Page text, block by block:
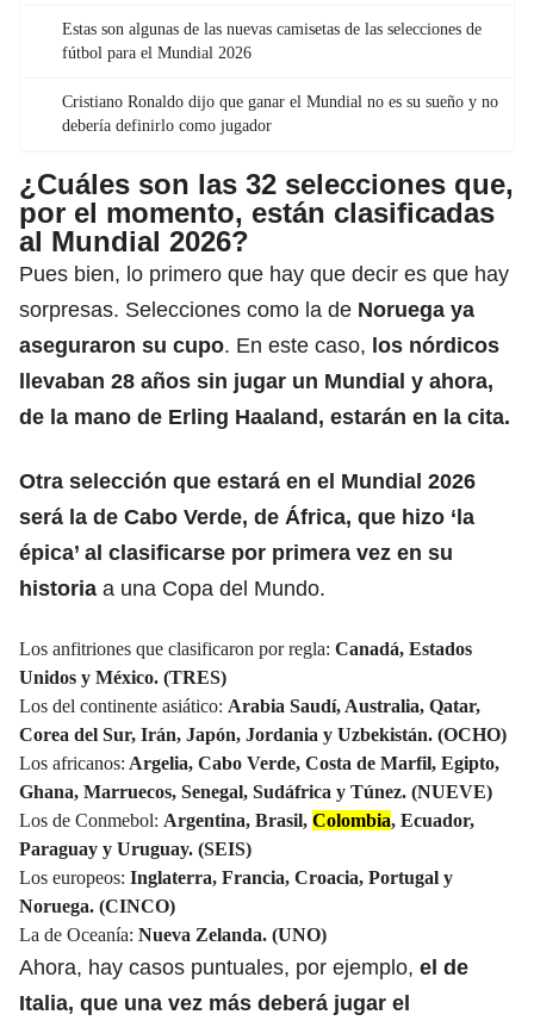
Estas son algunas de las nuevas camisetas de las selecciones de
fútbol para el Mundial 2026
Cristiano Ronaldo dijo que ganar el Mundial no es su sueño y no
debería definirlo como jugador
¿Cuáles son las 32 selecciones que,
por el momento, están clasificadas
al Mundial 2026?
Pues bien, lo primero que hay que decir es que hay
sorpresas. Selecciones como la de Noruega ya
aseguraron su cupo. En este caso, los nórdicos
llevaban 28 años sin jugar un Mundial y ahora,
de la mano de Erling Haaland, estarán en la cita.
Otra selección que estará en el Mundial 2026
será la de Cabo Verde, de África, que hizo ‘la
épica’ al clasificarse por primera vez en su
historia a una Copa del Mundo.
Los anfitriones que clasificaron por regla: Canadá, Estados
Unidos y México. (TRES)
Los del continente asiático: Arabia Saudí, Australia, Qatar,
Corea del Sur, Irán, Japón, Jordania y Uzbekistán. (OCHO)
Los africanos: Argelia, Cabo Verde, Costa de Marfil, Egipto,
Ghana, Marruecos, Senegal, Sudáfrica y Túnez. (NUEVE)
Los de Conmebol: Argentina, Brasil, Colombia, Ecuador,
Paraguay y Uruguay. (SEIS)
Los europeos: Inglaterra, Francia, Croacia, Portugal y
Noruega. (CINCO)
La de Oceanía: Nueva Zelanda. (UNO)
Ahora, hay casos puntuales, por ejemplo, el de
Italia, que una vez más deberá jugar el